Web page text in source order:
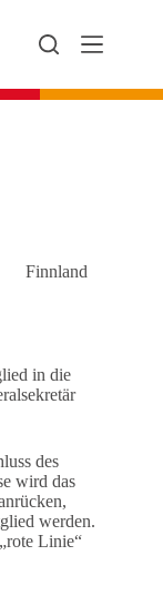
Finnland
in die
des
wird das
werden.
Linie“